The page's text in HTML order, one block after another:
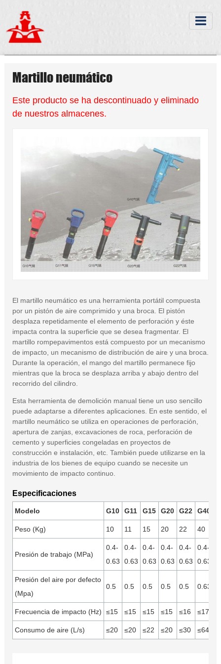
Martillo neumático
Este producto se ha descontinuado y eliminado
de nuestros almacenes.
El martillo neumático es una herramienta portátil compuesta
por un pistón de aire comprimido y una broca. El pistón
desplaza repetidamente el elemento de perforación y éste
impacta contra la superficie que se desea fragmentar. El
martillo rompepavimentos está compuesto por un mecanismo
de impacto, un mecanismo de distribución de aire y una broca.
Durante la operación, el mango del martillo permanece fijo
mientras que la broca se desplaza arriba y abajo dentro del
recorrido del cilindro.
Esta herramienta de demolición manual tiene un uso sencillo
puede adaptarse a diferentes aplicaciones. En este sentido, el
martillo neumático se utiliza en operaciones de perforación,
apertura de zanjas, excavaciones de roca, perforación de
cemento y superficies congeladas en proyectos de
construcción e instalación, etc. También puede utilizarse en la
industria de los bienes de equipo cuando se necesite un
movimiento de impacto continuo.
Especificaciones
Modelo G10 G11 G15 G20 G22 G40
Peso (Kg) 10 11 15 20 22 40
Presión de trabajo (MPa)
0.4-
0.63
0.4-
0.63
0.4-
0.63
0.4-
0.63
0.4-
0.63
0.4-
0.63
Presión del aire por defecto
(Mpa)
0.5 0.5 0.5 0.5 0.5 0.63
Frecuencia de impacto (Hz) ≤15 ≤15 ≤15 ≤15 ≤16 ≤17
Consumo de aire (L/s) ≤20 ≤20 ≤22 ≤20 ≤30 ≤64